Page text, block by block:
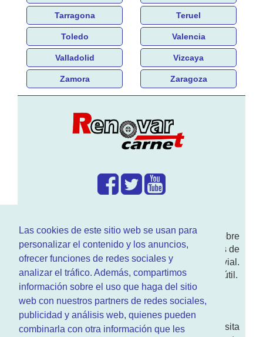
Las cookies de este sitio web se usan para
personalizar el contenido y los anuncios,
ofrecer funciones de redes sociales y
analizar el tráfico. Además, compartimos
información sobre el uso que haga del sitio
web con nuestros partners de redes sociales,
publicidad y análisis web, quienes pueden
combinarla con otra información que les
Tarragona Teruel
Toledo Valencia
Valladolid Vizcaya
Zamora Zaragoza
Enwww.RenovarCarnet.com Te contamos sobre
larenovación del permisode conducir, noticias de
actualidad motor y sobre todo seguridad vial.
Ademas tenemos todo tipo de información DGT útil.
¿Quienes somos?
Quieres saber quien mantiene la pagina, visita